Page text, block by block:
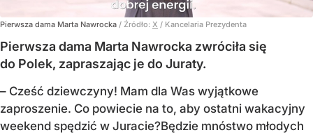
Pierwsza dama Marta Nawrocka / Źródło: X / Kancelaria Prezydenta
Pierwsza dama Marta Nawrocka zwróciła się
do Polek, zapraszając je do Juraty.
– Cześć dziewczyny! Mam dla Was wyjątkowe
zaproszenie. Co powiecie na to, aby ostatni wakacyjny
weekend spędzić w Juracie?Będzie mnóstwo młodych